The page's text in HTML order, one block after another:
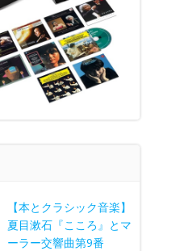
【本とクラシック音楽】
夏目漱石『こころ』とマ
ーラー交響曲第9番